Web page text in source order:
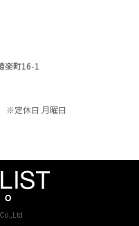
楽町16-1
※定休日 月曜日